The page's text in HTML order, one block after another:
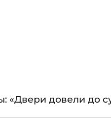
«Двери довели до